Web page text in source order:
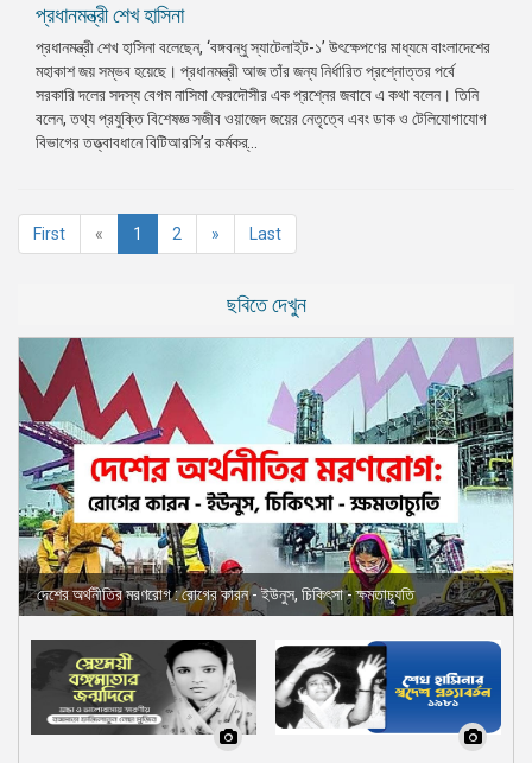
প্রধানমন্ত্রী শেখ হাসিনা
প্রধানমন্ত্রী শেখ হাসিনা বলেছেন, ‘বঙ্গবন্ধু স্যাটেলাইট-১’ উৎক্ষেপণের মাধ্যমে বাংলাদেশের
মহাকাশ জয় সম্ভব হয়েছে। প্রধানমন্ত্রী আজ তাঁর জন্য নির্ধারিত প্রশ্নোত্তর পর্বে
সরকারি দলের সদস্য বেগম নাসিমা ফেরদৌসীর এক প্রশ্নের জবাবে এ কথা বলেন। তিনি
বলেন, তথ্য প্রযুক্তি বিশেষজ্ঞ সজীব ওয়াজেদ জয়ের নেতৃত্বে এবং ডাক ও টেলিযোগাযোগ
বিভাগের তত্ত্বাবধানে বিটিআরসি’র কর্মকর্...
First « 1 (current)
2 » Last
ছবিতে দেখুন
দেশের অর্থনীতির মরণরোগ : রোগের কারন - ইউনুস, চিকিৎসা - ক্ষমতাচ্যুতি